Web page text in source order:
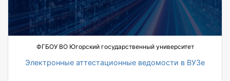
ФГБОУ ВО Югорский государственный университет
Электронные аттестационные ведомости в ВУЗе